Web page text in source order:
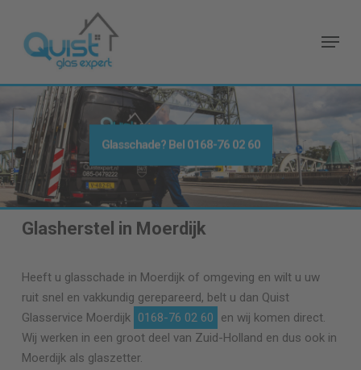
main
Menu
Glasschade? Bel 0168-76 02 60
Glasherstel in Moerdijk
Heeft u glasschade in Moerdijk of omgeving en wilt u uw
ruit snel en vakkundig gerepareerd, belt u dan Quist
Glasservice Moerdijk 0168-76 02 60
en wij komen direct.
Wij werken in een groot deel van Zuid-Holland en dus ook in
Moerdijk als glaszetter.